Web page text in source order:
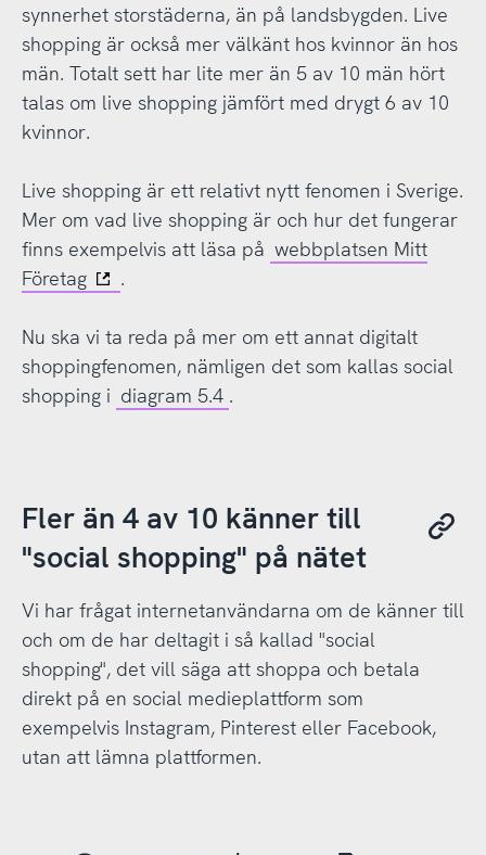
synnerhet storstäderna, än på landsbygden. Live
shopping är också mer välkänt hos kvinnor än hos
män. Totalt sett har lite mer än 5 av 10 män hört
talas om live shopping jämfört med drygt 6 av 10
kvinnor.
Live shopping är ett relativt nytt fenomen i Sverige.
Mer om vad live shopping är och hur det fungerar
finns exempelvis att läsa på webbplatsen Mitt
Företag
.
Nu ska vi ta reda på mer om ett annat digitalt
shoppingfenomen, nämligen det som kallas social
shopping i diagram 5.4 .
Fler än 4 av 10 känner till
"social shopping" på nätet
Vi har frågat internetanvändarna om de känner till
och om de har deltagit i så kallad "social
shopping", det vill säga att shoppa och betala
direkt på en social medieplattform som
exempelvis Instagram, Pinterest eller Facebook,
utan att lämna plattformen.